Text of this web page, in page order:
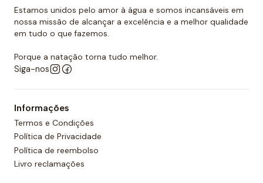
água durante o movimento, melhorando a mobilidade
do homem que os usa. É por isso que eles podem ser
usados sem qualquer problema para natação ou
desportos aquáticos semelhantes.
Além disso, todos os calções de polo aquático têm
um forro completo na frente e nas costas e um
cordão ajustável para melhor adaptabilidade.
Estamos unidos pelo amor à água e somos incansáveis em
nossa missão de alcançar a excelência e a melhor qualidade
em tudo o que fazemos.
Porque a natação torna tudo melhor.
Siga-nos
Informações
Termos e Condições
Política de Privacidade
Política de reembolso
Livro reclamações